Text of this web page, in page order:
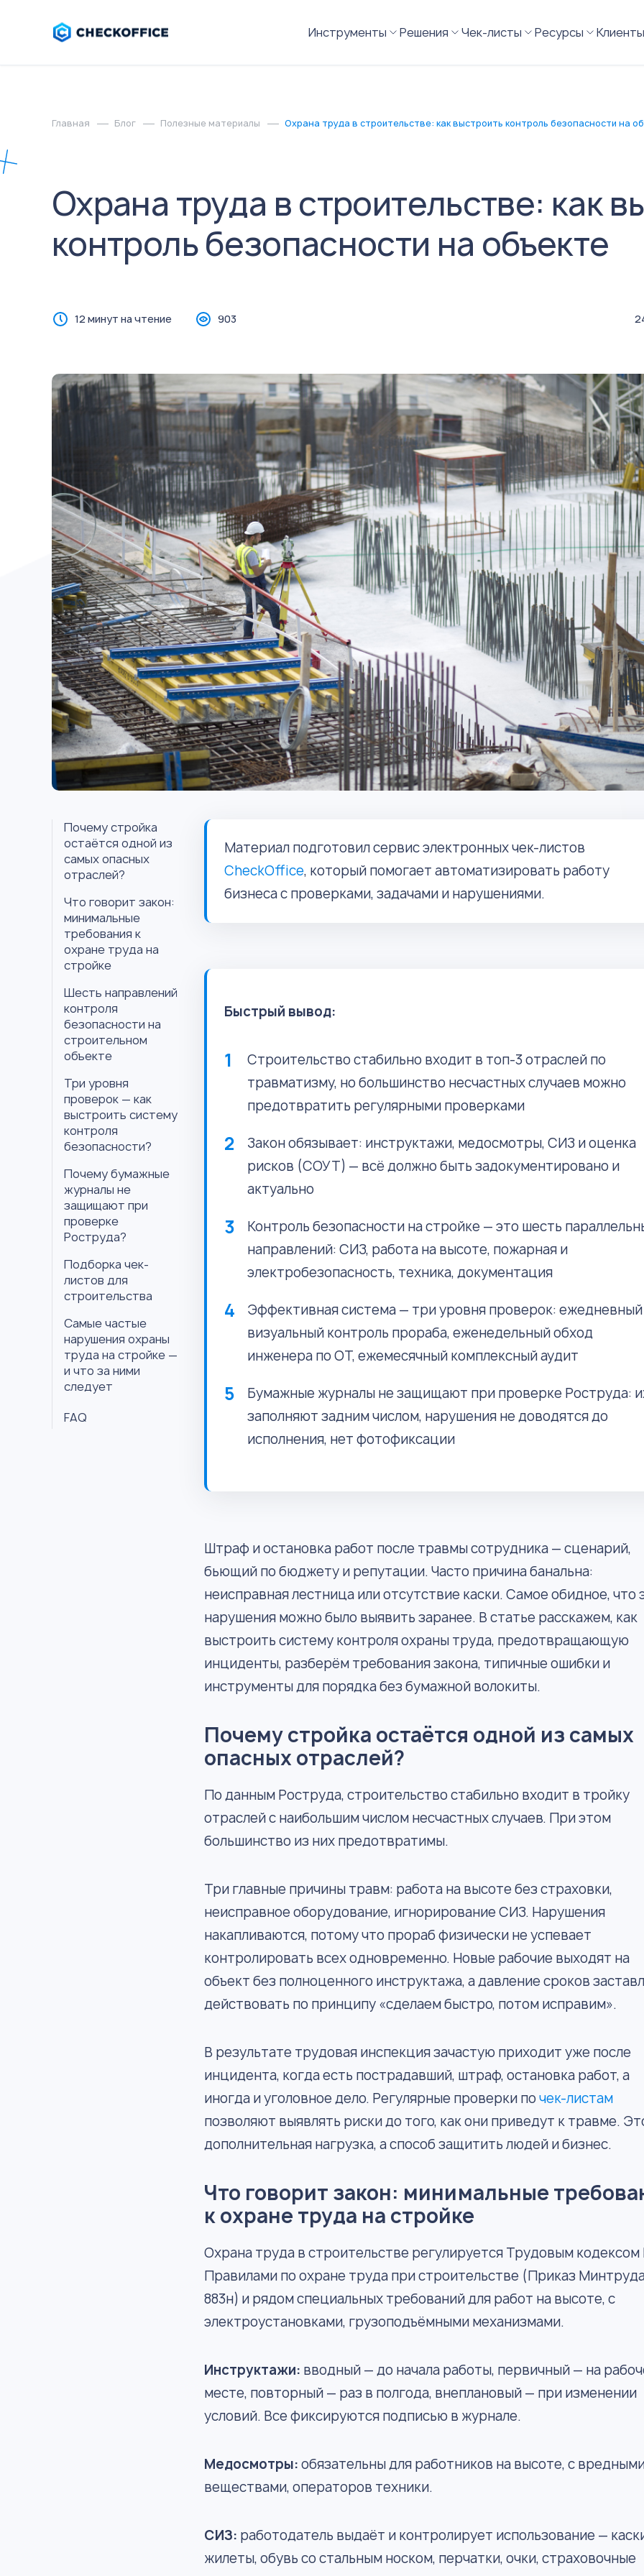
Инструменты Решения Чек-листы Ресурсы Клиенты
Главная Блог Полезные материалы Охрана труда в строительстве: как выстроить контроль безопасности на
Охрана труда в строительстве: как
контроль безопасности на объекте
12 минут на чтение 903
Почему стройка
остаётся одной из
самых опасных
отраслей?
Что говорит закон:
минимальные
требования к
охране труда на
стройке
Шесть направлений
контроля
безопасности на
строительном
объекте
Три уровня
проверок — как
выстроить систему
контроля
безопасности?
Почему бумажные
журналы не
защищают при
проверке
Роструда?
Подборка чек-
листов для
строительства
Самые частые
нарушения охраны
труда на стройке —
и что за ними
следует
FAQ
Материал подготовил сервис электронных чек-листов
CheckOffice, который помогает автоматизировать работу
бизнеса с проверками, задачами и нарушениями.
Быстрый вывод:
Строительство стабильно входит в топ-3 отраслей по
травматизму, но большинство несчастных случаев можно
предотвратить регулярными проверками
Закон обязывает: инструктажи, медосмотры, СИЗ и оценка
рисков (СОУТ) — всё должно быть задокументировано и
актуально
Контроль безопасности на стройке — это шесть
направлений: СИЗ, работа на высоте, пожарная и
электробезопасность, техника, документация
Эффективная система — три уровня проверок: ежедневный
визуальный контроль прораба, еженедельный обход
инженера по ОТ, ежемесячный комплексный аудит
Бумажные журналы не защищают при проверке Роструда:
заполняют задним числом, нарушения не доводятся до
исполнения, нет фотофиксации
Штраф и остановка работ после травмы сотрудника — сценарий,
бьющий по бюджету и репутации. Часто причина банальна:
неисправная лестница или отсутствие каски. Самое обидное, что
нарушения можно было выявить заранее. В статье расскажем, как
выстроить систему контроля охраны труда, предотвращающую
инциденты, разберём требования закона, типичные ошибки и
инструменты для порядка без бумажной волокиты.
Почему стройка остаётся одной из самых
опасных отраслей?
По данным Роструда, строительство стабильно входит в тройку
отраслей с наибольшим числом несчастных случаев. При этом
большинство из них предотвратимы.
Три главные причины травм: работа на высоте без страховки,
неисправное оборудование, игнорирование СИЗ. Нарушения
накапливаются, потому что прораб физически не успевает
контролировать всех одновременно. Новые рабочие выходят на
объект без полноценного инструктажа, а давление сроков
действовать по принципу «сделаем быстро, потом исправим».
В результате трудовая инспекция зачастую приходит уже после
инцидента, когда есть пострадавший, штраф, остановка работ, а
иногда и уголовное дело. Регулярные проверки почек-листам
позволяют выявлять риски до того, как они приведут к травме.
дополнительная нагрузка, а способ защитить людей и бизнес.
Что говорит закон: минимальные
к охране труда на стройке
Охрана труда в строительстве регулируется Трудовым кодексом
Правилами по охране труда при строительстве (Приказ
883н) и рядом специальных требований для работ на высоте, с
электроустановками, грузоподъёмными механизмами.
Инструктажи: вводный — до начала работы, первичный — на
месте, повторный — раз в полгода, внеплановый — при изменении
условий. Все фиксируются подписью в журнале.
Медосмотры: обязательны для работников на высоте, с
веществами, операторов техники.
СИЗ: работодатель выдаёт и контролирует использование —
жилеты, обувь со стальным носком, перчатки, очки, страховочные